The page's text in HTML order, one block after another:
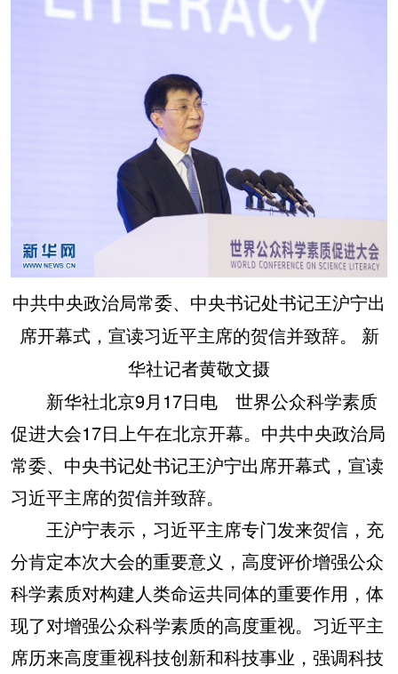
中共中央政治局常委、中央书记处书记王沪宁出
席开幕式，宣读习近平主席的贺信并致辞。 新
华社记者黄敬文摄
新华社北京9月17日电 世界公众科学素质
促进大会17日上午在北京开幕。中共中央政治局
常委、中央书记处书记王沪宁出席开幕式，宣读
习近平主席的贺信并致辞。
王沪宁表示，习近平主席专门发来贺信，充
分肯定本次大会的重要意义，高度评价增强公众
科学素质对构建人类命运共同体的重要作用，体
现了对增强公众科学素质的高度重视。习近平主
席历来高度重视科技创新和科技事业，强调科技